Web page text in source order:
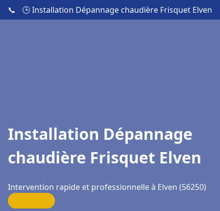
📞 🕒 Installation Dépannage chaudière Frisquet Elven
Installation Dépannage
chaudière Frisquet Elven
Intervention rapide et professionnelle à Elven (56250)